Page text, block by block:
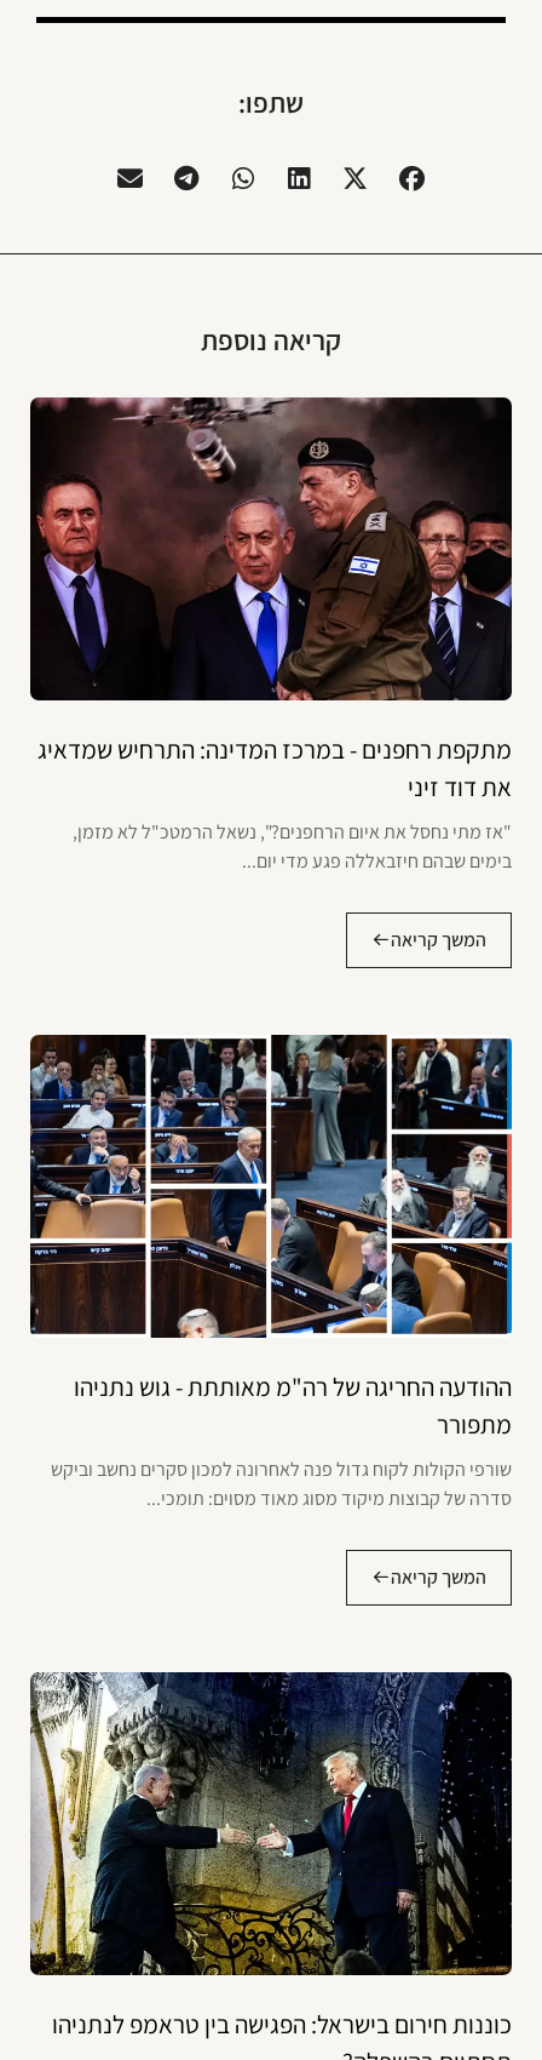
שתפו:
קריאה נוספת
מתקפת רחפנים - במרכז המדינה: התרחיש שמדאיג
את דוד זיני
"אז מתי נחסל את איום הרחפנים?", נשאל הרמטכ"ל לא מזמן,
בימים שבהם חיזבאללה פגע מדי יום...
המשך קריאה
ההודעה החריגה של רה"מ מאותתת - גוש נתניהו
מתפורר
שורפי הקולות לקוח גדול פנה לאחרונה למכון סקרים נחשב וביקש
סדרה של קבוצות מיקוד מסוג מאוד מסוים: תומכי...
המשך קריאה
כוננות חירום בישראל: הפגישה בין טראמפ לנתניהו